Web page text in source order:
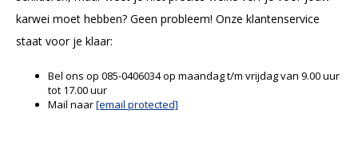
karwei moet hebben? Geen probleem! Onze klantenservice
staat voor je klaar:
Bel ons op 085-0406034 op maandag t/m vrijdag van 9.00 uur
tot 17.00 uur
Mail naar[email protected]